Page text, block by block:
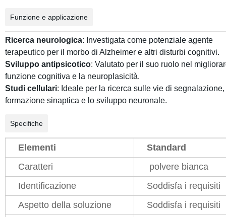
Funzione e applicazione
Ricerca neurologica: Investigata come potenziale agente
terapeutico per il morbo di Alzheimer e altri disturbi cognitivi.
Sviluppo antipsicotico: Valutato per il suo ruolo nel
funzione cognitiva e la neuroplasicità.
Studi cellulari: Ideale per la ricerca sulle vie di segnalazione,
formazione sinaptica e lo sviluppo neuronale.
Specifiche
Elementi
Standard
Caratteri
polvere bianca
Identificazione
Soddisfa i requisiti
Aspetto della soluzione
Soddisfa i requisiti